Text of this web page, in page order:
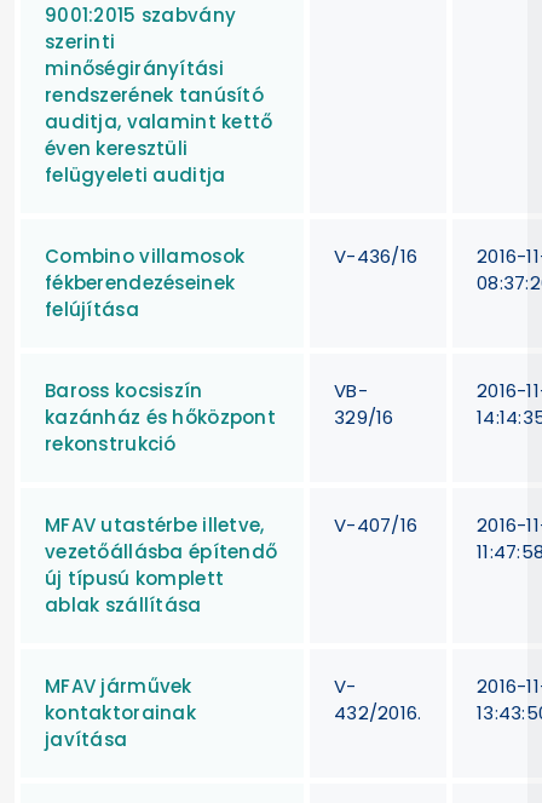
9001:2015 szabvány
szerinti
minőségirányítási
rendszerének tanúsító
auditja, valamint kettő
éven keresztüli
felügyeleti auditja
Combino villamosok
fékberendezéseinek
felújítása
V-436/16
2016-
Baross kocsiszín
kazánház és hőközpont
rekonstrukció
VB-
329/16
2016-
MFAV utastérbe illetve,
vezetőállásba építendő
új típusú komplett
ablak szállítása
V-407/16
2016-
MFAV járművek
kontaktorainak
javítása
V-
432/2016.
2016-